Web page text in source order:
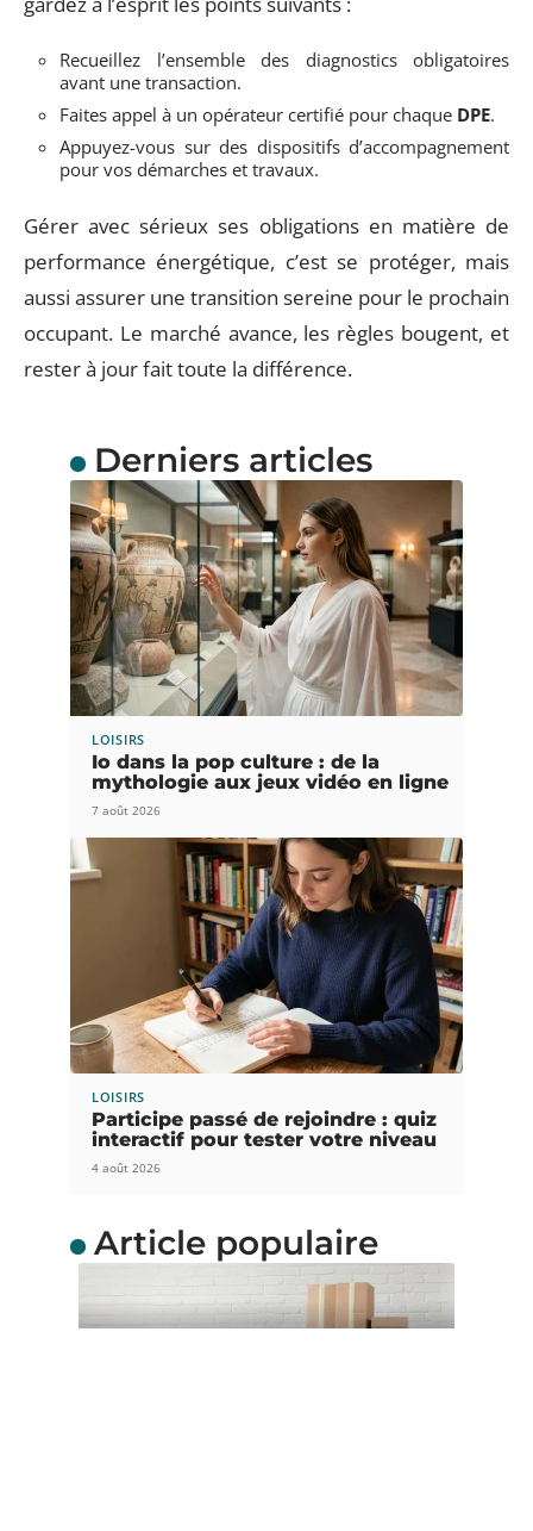
Recueillez l’ensemble des diagnostics obligatoires
avant une transaction.
Faites appel à un opérateur certifié pour chaque DPE.
Appuyez-vous sur des dispositifs d’accompagnement
pour vos démarches et travaux.
Gérer avec sérieux ses obligations en matière de
performance énergétique, c’est se protéger, mais
aussi assurer une transition sereine pour le prochain
occupant. Le marché avance, les règles bougent, et
rester à jour fait toute la différence.
Derniers articles
LOISIRS
Io dans la pop culture : de la
mythologie aux jeux vidéo en ligne
7 août 2026
LOISIRS
Participe passé de rejoindre : quiz
interactif pour tester votre niveau
4 août 2026
Article populaire
ACTUS